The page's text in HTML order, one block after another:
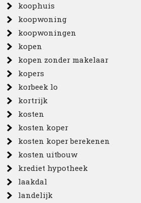
koophuis
koopwoning
koopwoningen
kopen
kopen zonder makelaar
kopers
korbeek lo
kortrijk
kosten
kosten koper
kosten koper berekenen
kosten uitbouw
krediet hypotheek
laakdal
landelijk